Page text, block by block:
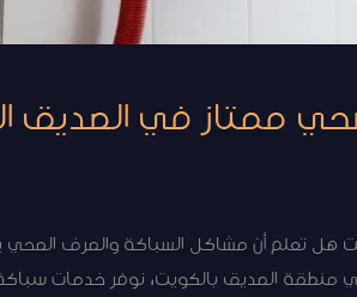
ممتاز في الصديق
تعلم أن مشاكل السباكة والصرف الصحي
منطقة الصديق بالكويت، نوفر خدمات